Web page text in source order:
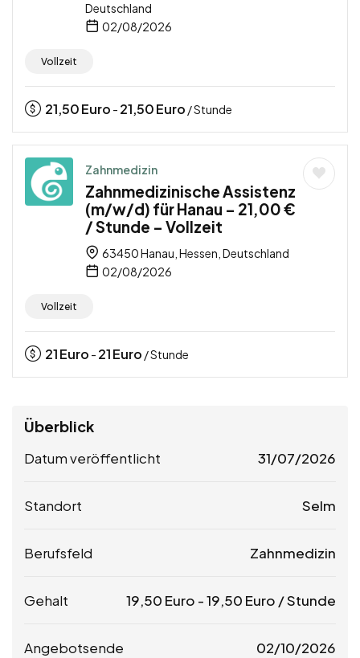
Deutschland
02/08/2026
Vollzeit
21,50Euro - 21,50Euro / Stunde
Zahnmedizin
Zahnmedizinische Assistenz
(m/w/d) für Hanau – 21,00 €
/ Stunde – Vollzeit
63450 Hanau, Hessen, Deutschland
02/08/2026
Vollzeit
21Euro - 21Euro / Stunde
Überblick
Datum veröffentlicht 31/07/2026
Standort Selm
Berufsfeld Zahnmedizin
Gehalt 19,50 Euro -19,50 Euro / Stunde
Angebotsende 02/10/2026